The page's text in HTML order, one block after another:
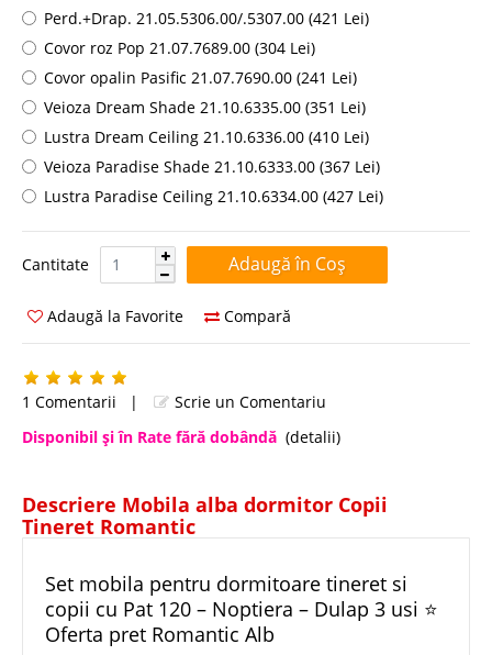
Perd.+Drap. 21.05.5306.00/.5307.00 (421 Lei)
Covor roz Pop 21.07.7689.00 (304 Lei)
Covor opalin Pasific 21.07.7690.00 (241 Lei)
Veioza Dream Shade 21.10.6335.00 (351 Lei)
Lustra Dream Ceiling 21.10.6336.00 (410 Lei)
Veioza Paradise Shade 21.10.6333.00 (367 Lei)
Lustra Paradise Ceiling 21.10.6334.00 (427 Lei)
Cantitate Cantitate:
Adaugă la Favorite Compară
1 Comentarii |
Scrie un Comentariu
Disponibil şi în Rate fără dobândă (detalii)
Descriere Mobila alba dormitor Copii
Tineret Romantic
Set mobila pentru dormitoare tineret si
copii cu Pat 120 – Noptiera – Dulap 3 usi ⭐
Oferta pret Romantic Alb